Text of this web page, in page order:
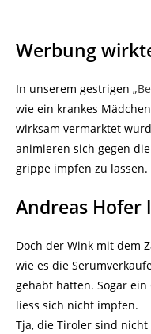
Werbung
In unserem gestrigen
wie ein krankes
wirksam vermarktet
animieren sich gegen
grippe impfen zu lassen.
Andreas Hofer
Doch der Wink mit dem
wie es die
gehabt hätten. Sogar
liess sich nicht impfen.
Tja, die Tiroler sind